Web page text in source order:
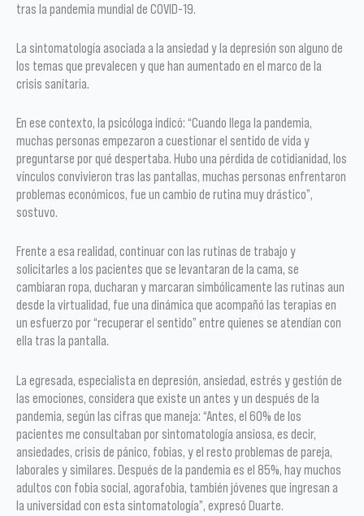
tras la pandemia mundial de COVID-19.
La sintomatología asociada a la ansiedad y la depresión son alguno de
los temas que prevalecen y que han aumentado en el marco de la
crisis sanitaria.
En ese contexto, la psicóloga indicó: “Cuando llega la pandemia,
muchas personas empezaron a cuestionar el sentido de vida y
preguntarse por qué despertaba. Hubo una pérdida de cotidianidad, los
vínculos convivieron tras las pantallas, muchas personas enfrentaron
problemas económicos, fue un cambio de rutina muy drástico”,
sostuvo.
Frente a esa realidad, continuar con las rutinas de trabajo y
solicitarles a los pacientes que se levantaran de la cama, se
cambiaran ropa, ducharan y marcaran simbólicamente las rutinas aun
desde la virtualidad, fue una dinámica que acompañó las terapias en
un esfuerzo por “recuperar el sentido” entre quienes se atendían con
ella tras la pantalla.
La egresada, especialista en depresión, ansiedad, estrés y gestión de
las emociones, considera que existe un antes y un después de la
pandemia, según las cifras que maneja: “Antes, el 60% de los
pacientes me consultaban por sintomatología ansiosa, es decir,
ansiedades, crisis de pánico, fobias, y el resto problemas de pareja,
laborales y similares. Después de la pandemia es el 85%, hay muchos
adultos con fobia social, agorafobia, también jóvenes que ingresan a
la universidad con esta sintomatología”, expresó Duarte.